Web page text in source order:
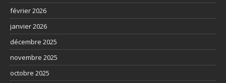
février 2026
janvier 2026
décembre 2025
novembre 2025
octobre 2025